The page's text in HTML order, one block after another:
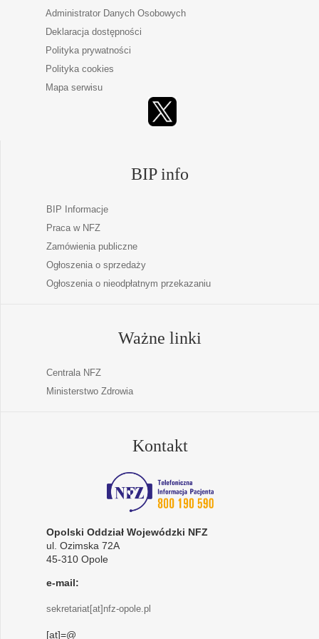
Administrator Danych Osobowych
Deklaracja dostępności
Polityka prywatności
Polityka cookies
Mapa serwisu
BIP info
BIP Informacje
Praca w NFZ
Zamówienia publiczne
Ogłoszenia o sprzedaży
Ogłoszenia o nieodpłatnym przekazaniu
Ważne linki
Centrala NFZ
Ministerstwo Zdrowia
Kontakt
Opolski Oddział Wojewódzki NFZ
ul. Ozimska 72A
45-310 Opole
e-mail:
sekretariat[at]nfz-opole.pl
[at]=@